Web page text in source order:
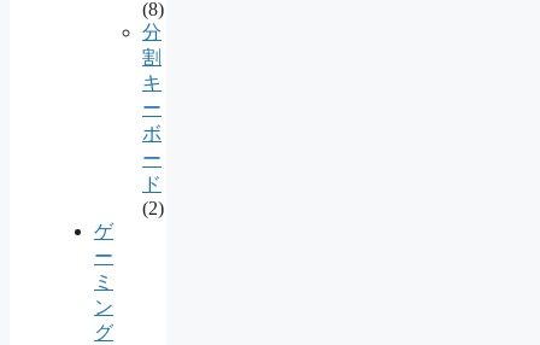
(8)
分
割
キ
ー
ボ
ー
ド
(2)
ゲ
ー
ミ
ン
グ